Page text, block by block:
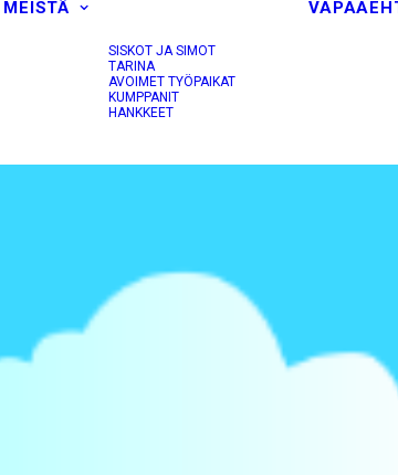
MEISTÄ
SISKOT JA SIMOT
TARINA
AVOIMET TYÖPAIKAT
KUMPPANIT
HANKKEET